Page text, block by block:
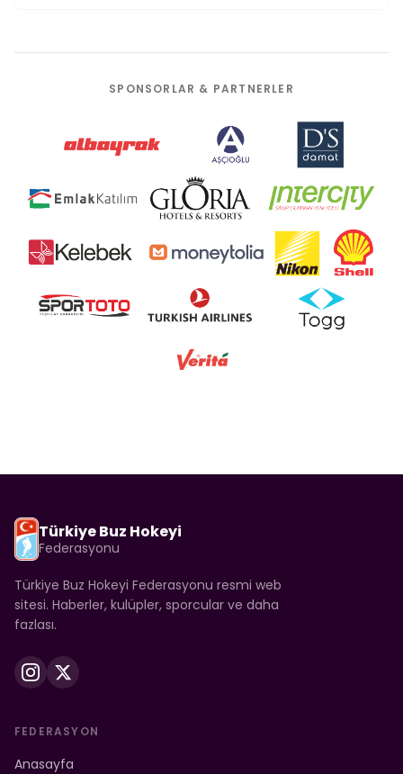
SPONSORLAR & PARTNERLER
Türkiye Buz Hokeyi
Federasyonu
Türkiye Buz Hokeyi Federasyonu resmi web
sitesi. Haberler, kulüpler, sporcular ve daha
fazlası.
FEDERASYON
Anasayfa